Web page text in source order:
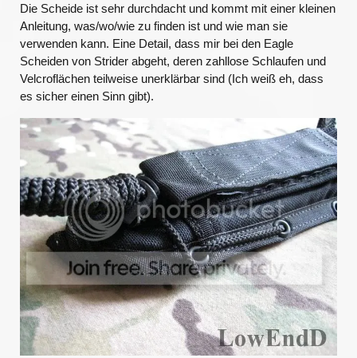
Die Scheide ist sehr durchdacht und kommt mit einer kleinen
Anleitung, was/wo/wie zu finden ist und wie man sie
verwenden kann. Eine Detail, dass mir bei den Eagle
Scheiden von Strider abgeht, deren zahllose Schlaufen und
Velcroflächen teilweise unerklärbar sind (Ich weiß eh, dass
es sicher einen Sinn gibt).